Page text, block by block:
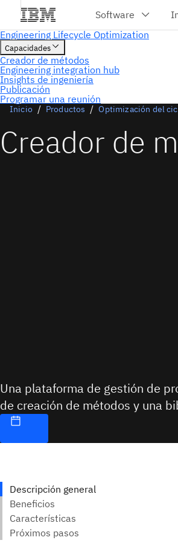
Programar una reunión
Inicio Productos Optimización del
Creador de
Una plataforma de gestión de
de creación de métodos y una